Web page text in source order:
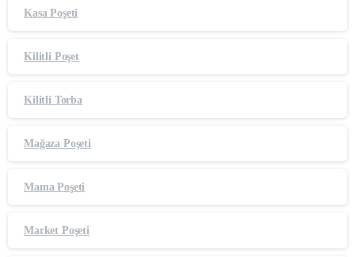
Kasa Poşeti
Kilitli Poşet
Kilitli Torba
Mağaza Poşeti
Mama Poşeti
Market Poşeti